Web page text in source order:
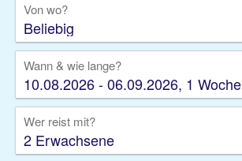
Von wo?
Beliebig
Wann & wie lange?
10.08.2026 - 06.09.2026, 1 Woche
Wer reist mit?
2 Erwachsene